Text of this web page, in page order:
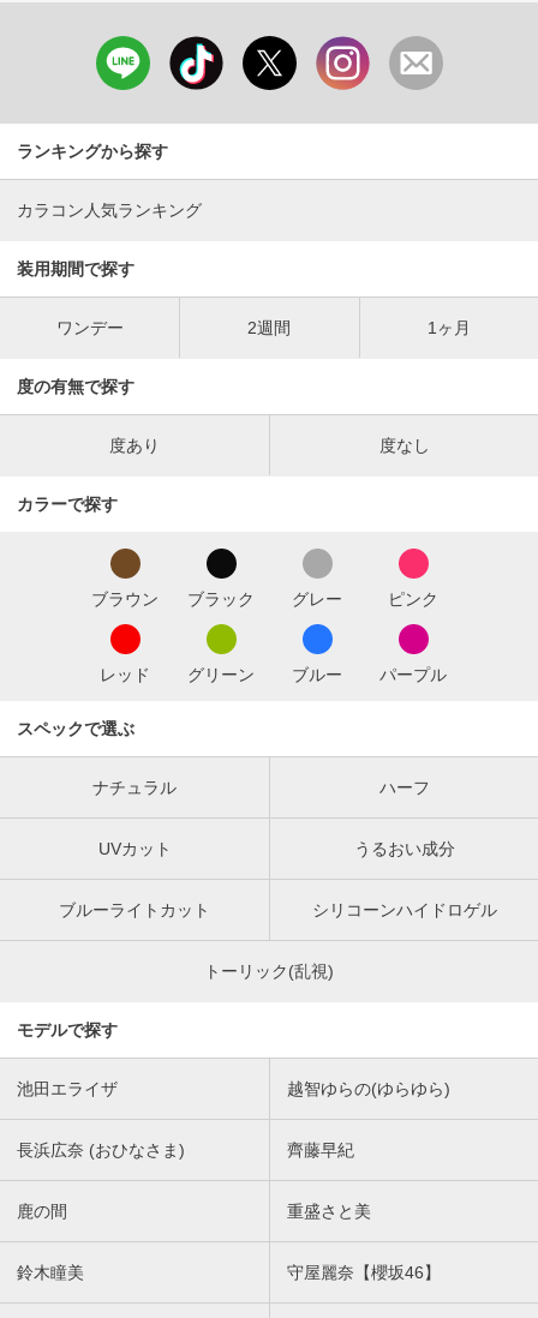
ランキングから探す
カラコン人気ランキング
装用期間で探す
ワンデー 2週間 1ヶ月
度の有無で探す
度あり 度なし
カラーで探す
ブラウン ブラック グレー ピンク
レッド グリーン ブルー パープル
スペックで選ぶ
ナチュラル ハーフ
UVカット うるおい成分
ブルーライトカット シリコーンハイドロゲル
トーリック(乱視)
モデルで探す
池田エライザ 越智ゆらの(ゆらゆら)
長浜広奈 (おひなさま) 齊藤早紀
鹿の間 重盛さと美
鈴木瞳美 守屋麗奈【櫻坂46】